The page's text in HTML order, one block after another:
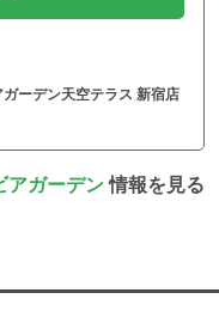
ーデン天空テラス 新宿店
アガーデン情報を見る